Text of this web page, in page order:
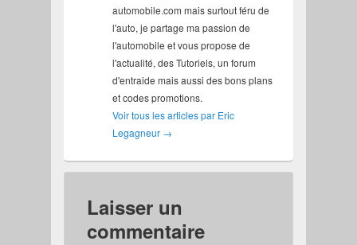
automobile.com mais surtout féru de
l'auto, je partage ma passion de
l'automobile et vous propose de
l'actualité, des Tutoriels, un forum
d'entraide mais aussi des bons plans
et codes promotions.
Voir tous les articles par Eric
Legagneur →
Laisser un
commentaire